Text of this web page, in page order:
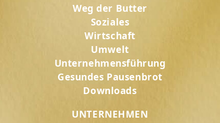
Weg der Butter
Soziales
Wirtschaft
Umwelt
Unternehmensführung
Gesundes Pausenbrot
Downloads
UNTERNEHMEN